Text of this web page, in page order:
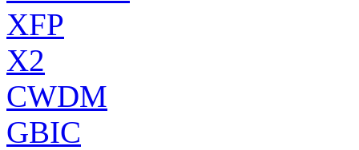
XFP
X2
CWDM
GBIC